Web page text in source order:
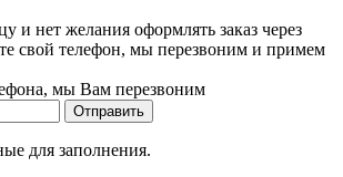
и нет желания оформлять заказ через
свой телефон, мы перезвоним и примем
мы Вам перезвоним
Отправить
для заполнения.